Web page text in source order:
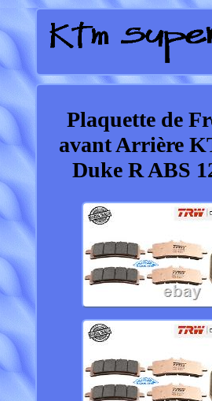
Plaquette de
avant Arrière
Duke R ABS